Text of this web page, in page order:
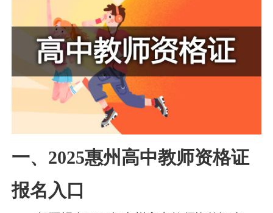
一、2025惠州高中教师资格证
报名入口